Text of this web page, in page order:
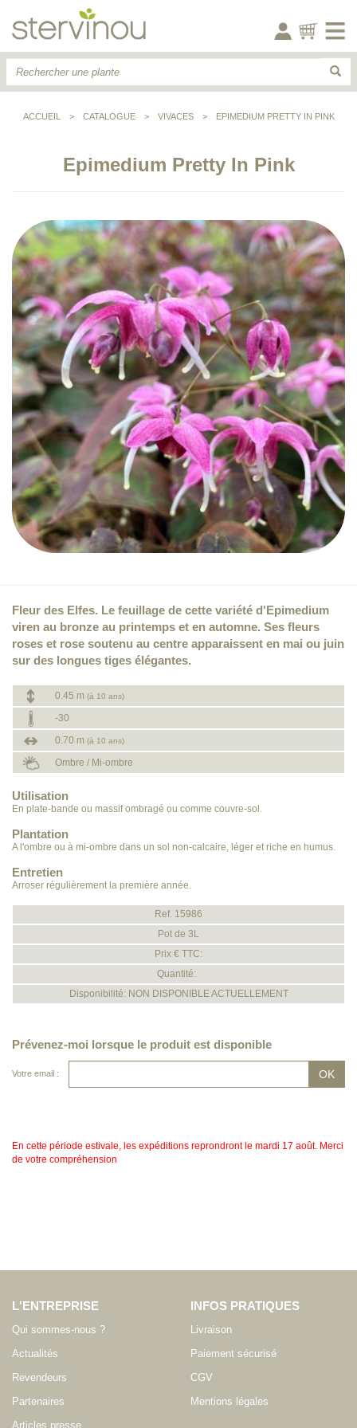
ACCUEIL > CATALOGUE > VIVACES > EPIMEDIUM PRETTY IN PINK
Epimedium Pretty In Pink
Fleur des Elfes. Le feuillage de cette variété d'Epimedium
viren au bronze au printemps et en automne. Ses fleurs
roses et rose soutenu au centre apparaissent en mai ou juin
sur des longues tiges élégantes.
0.45 m (à 10 ans)
-30
0.70 m (à 10 ans)
Ombre / Mi-ombre
Utilisation
En plate-bande ou massif ombragé ou comme couvre-sol.
Plantation
A l'ombre ou à mi-ombre dans un sol non-calcaire, léger et riche en humus.
Entretien
Arroser régulièrement la première année.
Ref. 15986
Pot de 3L
Prix € TTC:
Quantité:
Disponibilité: NON DISPONIBLE ACTUELLEMENT
Prévenez-moi lorsque le produit est disponible
Votre email :
En cette période estivale, les expéditions reprondront le mardi 17 août. Merci
de votre compréhension
L'ENTREPRISE
Qui sommes-nous ?
Actualités
Revendeurs
Partenaires
Articles presse
INFOS PRATIQUES
Livraison
Paiement sécurisé
CGV
Mentions légales